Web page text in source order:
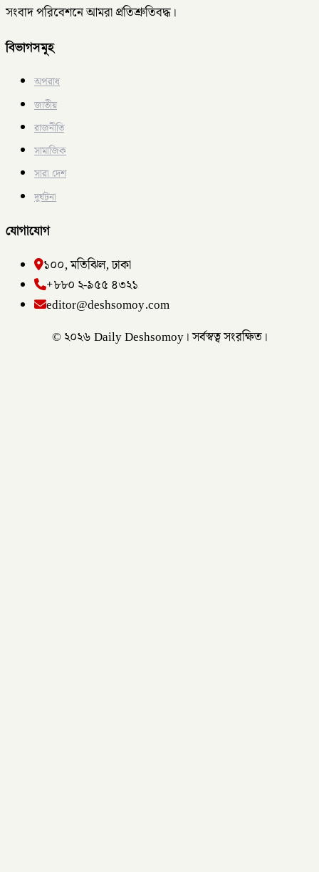
সংবাদ পরিবেশনে আমরা প্রতিশ্রুতিবদ্ধ।
বিভাগসমূহ
অপরাধ
জাতীয়
রাজনীতি
সামাজিক
সারা দেশ
দুর্ঘটনা
যোগাযোগ
১০০, মতিঝিল, ঢাকা
+৮৮০ ২-৯৫৫ ৪৩২১
editor@deshsomoy.com
© ২০২৬ Daily Deshsomoy। সর্বস্বত্ব সংরক্ষিত।